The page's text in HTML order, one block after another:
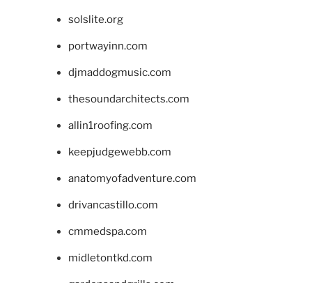
solslite.org
portwayinn.com
djmaddogmusic.com
thesoundarchitects.com
allin1roofing.com
keepjudgewebb.com
anatomyofadventure.com
drivancastillo.com
cmmedspa.com
midletontkd.com